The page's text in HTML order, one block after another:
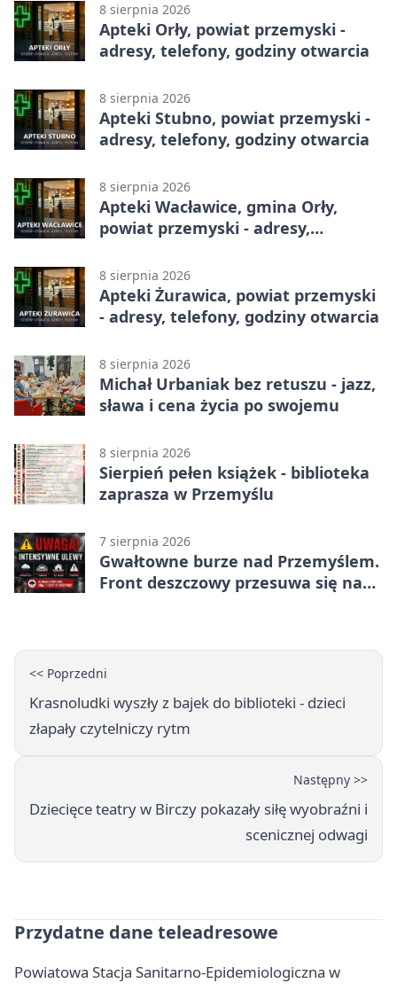
8 sierpnia 2026
Apteki Orły, powiat przemyski -
adresy, telefony, godziny otwarcia
8 sierpnia 2026
Apteki Stubno, powiat przemyski -
adresy, telefony, godziny otwarcia
8 sierpnia 2026
Apteki Wacławice, gmina Orły,
powiat przemyski - adresy,
8 sierpnia 2026
Apteki Żurawica, powiat przemyski
- adresy, telefony, godziny otwarcia
8 sierpnia 2026
Michał Urbaniak bez retuszu - jazz,
sława i cena życia po swojemu
8 sierpnia 2026
Sierpień pełen książek - biblioteka
zaprasza w Przemyślu
7 sierpnia 2026
Gwałtowne burze nad Przemyślem.
Front deszczowy przesuwa się na
<< Poprzedni
Krasnoludki wyszły z bajek do biblioteki - dzieci
złapały czytelniczy rytm
Następny >>
Dziecięce teatry w Birczy pokazały siłę wyobraźni i
scenicznej odwagi
Przydatne dane teleadresowe
Powiatowa Stacja Sanitarno-Epidemiologiczna w